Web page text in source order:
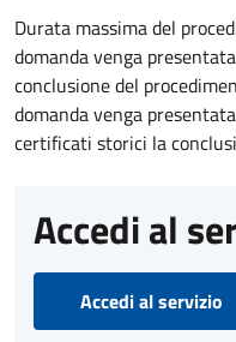
Durata massima del
domanda venga
conclusione del
domanda venga
certificati storici la
Accedi al
Accedi al servizio